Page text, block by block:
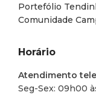
Portefólio
Comunidade
Horário
Atendimento
Seg-Sex: 09h00